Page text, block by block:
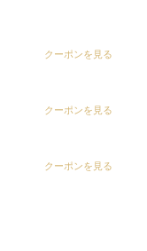
クーポンを見る
クーポンを見る
クーポンを見る